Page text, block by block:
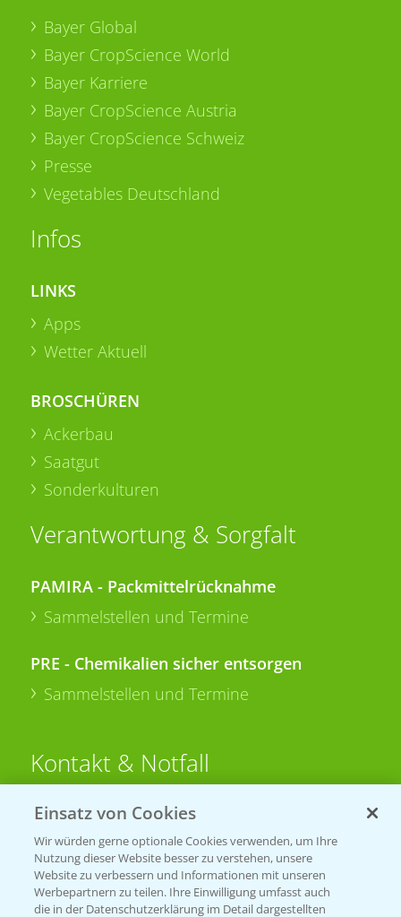
Bayer Global
Bayer CropScience World
Bayer Karriere
Bayer CropScience Austria
Bayer CropScience Schweiz
Presse
Vegetables Deutschland
Infos
LINKS
Apps
Wetter Aktuell
BROSCHÜREN
Ackerbau
Saatgut
Sonderkulturen
Verantwortung & Sorgfalt
PAMIRA - Packmittelrücknahme
Sammelstellen und Termine
PRE - Chemikalien sicher entsorgen
Sammelstellen und Termine
Kontakt & Notfall
Beratung auf WhatsApp
T.+49 (0)174 346 564 1
KONTAKT
Einsatz von Cookies
Wir würden gerne optionale Cookies verwenden, um Ihre
Nutzung dieser Website besser zu verstehen, unsere
Website zu verbessern und Informationen mit unseren
Werbepartnern zu teilen. Ihre Einwilligung umfasst auch
die in der Datenschutzerklärung im Detail dargestellten